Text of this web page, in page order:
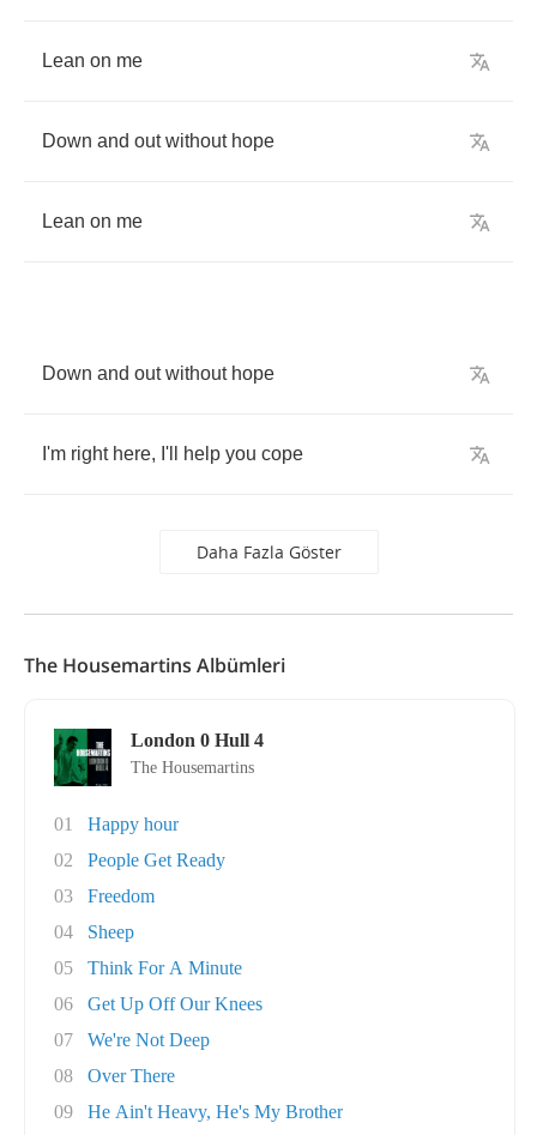
Lean on me
Down and out without hope
Lean on me
Down and out without hope
I'm right here, I'll help you cope
Daha Fazla Göster
The Housemartins Albümleri
London 0 Hull 4
The Housemartins
01
Happy hour
02
People Get Ready
03
Freedom
04
Sheep
05
Think For A Minute
06
Get Up Off Our Knees
07
We're Not Deep
08
Over There
09
He Ain't Heavy, He's My Brother